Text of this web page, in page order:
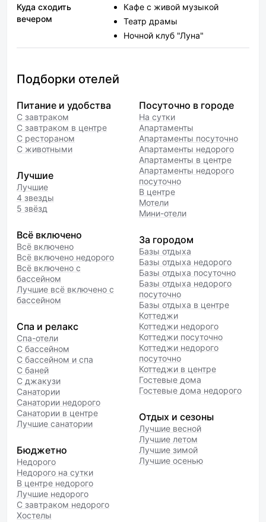
Куда сходить
вечером
Кафе с живой музыкой
Театр драмы
Ночной клуб "Луна"
Подборки отелей
Питание и удобства
С завтраком
С завтраком в центре
С рестораном
С животными
Лучшие
Лучшие
4 звезды
5 звёзд
Всё включено
Всё включено
Всё включено недорого
Всё включено с
бассейном
Лучшие всё включено с
бассейном
Спа и релакс
Спа-отели
С бассейном
С бассейном и спа
С баней
С джакузи
Санатории
Санатории недорого
Санатории в центре
Лучшие санатории
Бюджетно
Недорого
Недорого на сутки
В центре недорого
Лучшие недорого
С завтраком недорого
Хостелы
Посуточно в городе
На сутки
Апартаменты
Апартаменты посуточно
Апартаменты недорого
Апартаменты в центре
Апартаменты недорого
посуточно
В центре
Мотели
Мини-отели
За городом
Базы отдыха
Базы отдыха недорого
Базы отдыха посуточно
Базы отдыха недорого
посуточно
Базы отдыха в центре
Коттеджи
Коттеджи недорого
Коттеджи посуточно
Коттеджи недорого
посуточно
Коттеджи в центре
Гостевые дома
Гостевые дома недорого
Отдых и сезоны
Лучшие весной
Лучшие летом
Лучшие зимой
Лучшие осенью